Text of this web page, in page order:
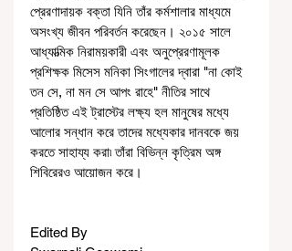
প্রেরণাদায়ক বক্তা যিনি তাঁর কর্মশালার মাধ্যমে
অসংখ্য জীবন পরিবর্তন করেছেন। ২০১৫ সালে
আধ্যাত্মিক নিরাময়কারী এবং অনুপ্রেরণামূলক
প্রশিক্ষক মিসেস মনিকা সিংগালের দ্বারা "না কোই
তন সে, না মন সে আপং রাহে" নীতির সাথে
প্রতিষ্ঠিত এই ট্রাস্টের লক্ষ্য হল মানুষের মধ্যে
আলোর সন্ধান করে তাদের মধ্যেকার দানবকে জয়
করতে সাহায্য করা৷ তাঁরা বিভিন্ন কৃত্রিম অঙ্গ
শিবিরেরও আয়োজন করে।
Edited By